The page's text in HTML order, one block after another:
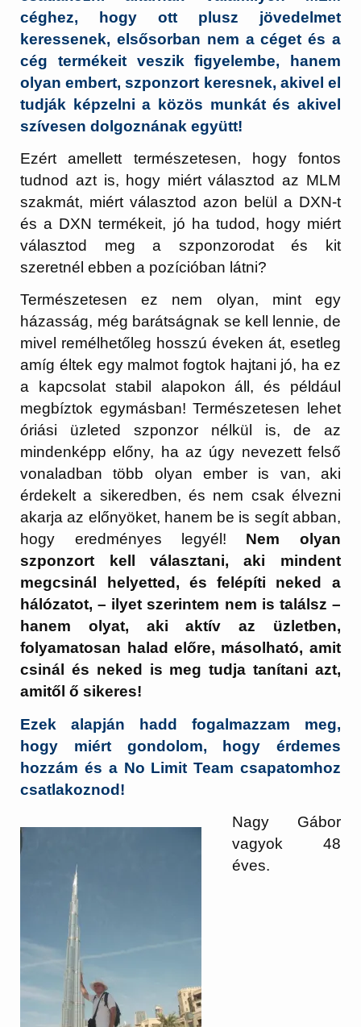
céghez, hogy ott plusz jövedelmet
keressenek, elsősorban nem a céget és a
cég termékeit veszik figyelembe, hanem
olyan embert, szponzort keresnek, akivel el
tudják képzelni a közös munkát és akivel
szívesen dolgoznának együtt!
Ezért amellett természetesen, hogy fontos
tudnod azt is, hogy miért választod az MLM
szakmát, miért választod azon belül a DXN-t
és a DXN termékeit, jó ha tudod, hogy miért
választod meg a szponzorodat és kit
szeretnél ebben a pozícióban látni?
Természetesen ez nem olyan, mint egy
házasság, még barátságnak se kell lennie, de
mivel remélhetőleg hosszú éveken át, esetleg
amíg éltek egy malmot fogtok hajtani jó, ha ez
a kapcsolat stabil alapokon áll, és például
megbíztok egymásban! Természetesen lehet
óriási üzleted szponzor nélkül is, de az
mindenképp előny, ha az úgy nevezett felső
vonaladban több olyan ember is van, aki
érdekelt a sikeredben, és nem csak élvezni
akarja az előnyöket, hanem be is segít abban,
hogy eredményes legyél! Nem olyan
szponzort kell választani, aki mindent
megcsinál helyetted, és felépíti neked a
hálózatot, – ilyet szerintem nem is találsz –
hanem olyat, aki aktív az üzletben,
folyamatosan halad előre, másolható, amit
csinál és neked is meg tudja tanítani azt,
amitől ő sikeres!
Ezek alapján hadd fogalmazzam meg,
hogy miért gondolom, hogy érdemes
hozzám és a No Limit Team csapatomhoz
csatlakoznod!
Nagy Gábor
vagyok 48
éves.